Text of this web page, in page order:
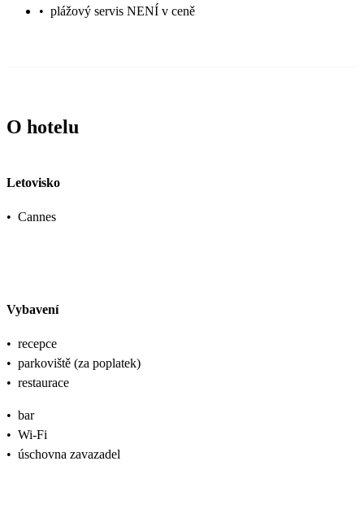
• plážový servis NENÍ v ceně
O hotelu
Letovisko
• Cannes
Vybavení
• recepce
• parkoviště (za poplatek)
• restaurace
• bar
• Wi-Fi
• úschovna zavazadel